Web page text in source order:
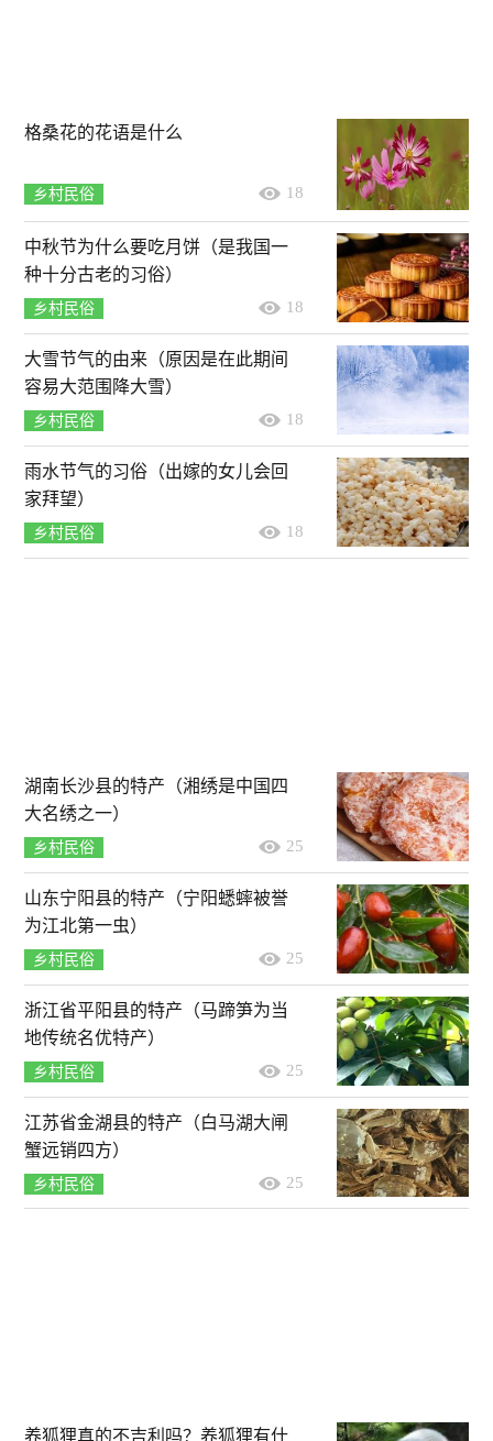
格桑花的花语是什么
乡村民俗 18
中秋节为什么要吃月饼（是我国一
种十分古老的习俗）
乡村民俗 18
大雪节气的由来（原因是在此期间
容易大范围降大雪）
乡村民俗 18
雨水节气的习俗（出嫁的女儿会回
家拜望）
乡村民俗 18
湖南长沙县的特产（湘绣是中国四
大名绣之一）
乡村民俗 25
山东宁阳县的特产（宁阳蟋蟀被誉
为江北第一虫）
乡村民俗 25
浙江省平阳县的特产（马蹄笋为当
地传统名优特产）
乡村民俗 25
江苏省金湖县的特产（白马湖大闸
蟹远销四方）
乡村民俗 25
养狐狸真的不吉利吗？养狐狸有什